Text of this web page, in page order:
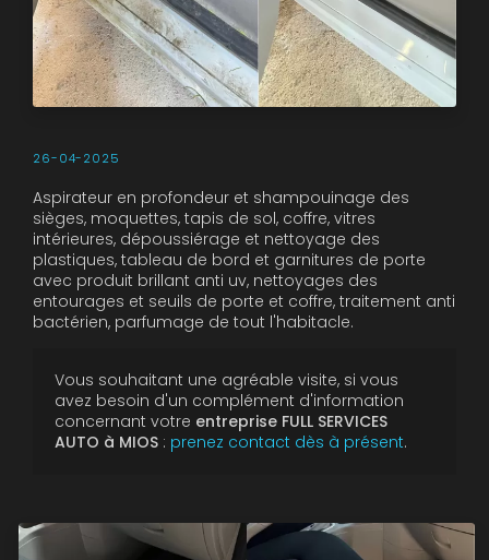
26-04-2025
Aspirateur en profondeur et shampouinage des
sièges, moquettes, tapis de sol, coffre, vitres
intérieures, dépoussiérage et nettoyage des
plastiques, tableau de bord et garnitures de porte
avec produit brillant anti uv, nettoyages des
entourages et seuils de porte et coffre, traitement anti
bactérien, parfumage de tout l'habitacle.
Vous souhaitant une agréable visite, si vous
avez besoin d'un complément d'information
concernant votre entreprise FULL SERVICES
AUTO à MIOS : prenez contact dès à présent.